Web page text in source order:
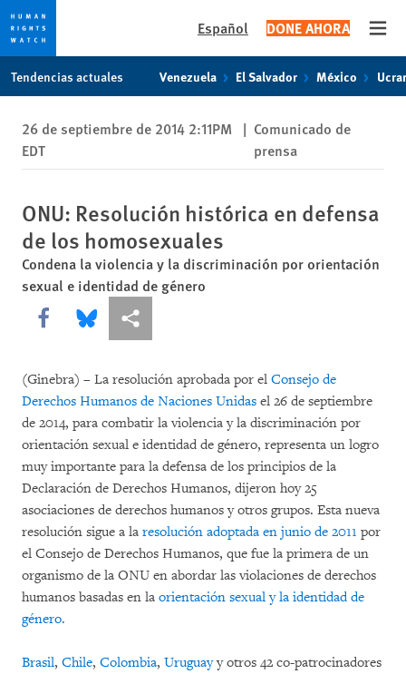
privacy
notice
content
Español DONE AHORA
Tendencias actuales Venezuela El Salvador México
26 de septiembre de 2014 2:11PM
EDT
| Comunicado de
prensa
ONU: Resolución histórica en defensa
de los homosexuales
Condena la violencia y la discriminación por orientación
sexual e identidad de género
Share this via Facebook
Share this via Bluesky
Share this via Compartir
(Ginebra) – La resolución aprobada por el Consejo de
Derechos Humanos de Naciones Unidas el 26 de septiembre
de 2014, para combatir la violencia y la discriminación por
orientación sexual e identidad de género, representa un logro
muy importante para la defensa de los principios de la
Declaración de Derechos Humanos, dijeron hoy 25
asociaciones de derechos humanos y otros grupos. Esta nueva
resolución sigue a la resolución adoptada en junio de 2011 por
el Consejo de Derechos Humanos, que fue la primera de un
organismo de la ONU en abordar las violaciones de derechos
humanos basadas en la orientación sexual y la identidad de
género.
Brasil, Chile, Colombia, Uruguayy otros 42 co-patrocinadores